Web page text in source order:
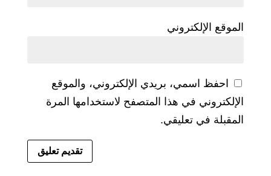
الموقع الإلكتروني
احفظ اسمي، بريدي الإلكتروني، والموقع
الإلكتروني في هذا المتصفح لاستخدامها المرة
المقبلة في تعليقي.